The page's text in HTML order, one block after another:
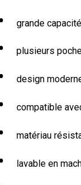
grande
plusieurs
design
compatible
matériau
lavable en